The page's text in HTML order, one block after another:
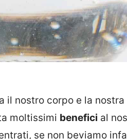
il nostro corpo e la
moltissimi benefici al
se non beviamo